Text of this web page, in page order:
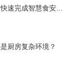
速完成智慧食安改
厨房复杂环境？